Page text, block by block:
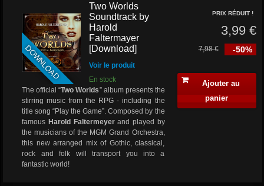
DOWNLOAD
Two Worlds
Soundtrack by
Harold
Faltermayer
[Download]
Voir le produit
En stock
The official “Two Worlds” album presents the
stirring music from the RPG - including the
title song “Play the Game”. Composed by the
famous Harold Faltermeyerand played by
the musicians of the MGM Grand Orchestra,
this new arranged mix of Gothic, classical,
rock and folk will transport you into a
fantastic world!
PRIX RÉDUIT !
3,99 €
-50%
7,98 €
Ajouter au
panier